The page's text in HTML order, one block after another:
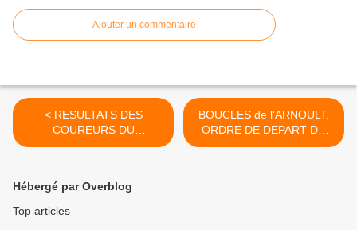
Ajouter un commentaire
< RESULTATS DES
COUREURS DU
DEPARTEMENT
BOUCLES de l'ARNOULT.
ORDRE DE DEPART DU
CONTRE LA MONTRE >
Hébergé par Overblog
Top articles